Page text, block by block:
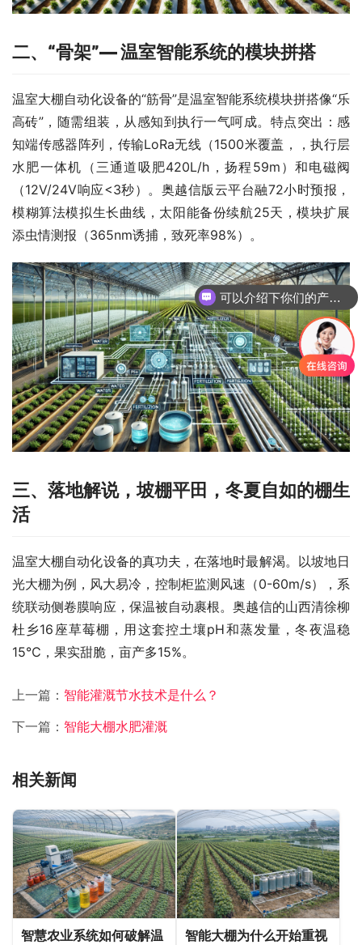
二、 “骨架”—温室智能系统的模块拼搭
温室大棚自动化设备的“筋骨”是温室智能系统模块拼搭像“乐
高砖”，随需组装，从感知到执行一气呵成。特点突出：感
知端传感器阵列，传输LoRa无线（1500米覆盖，，执行层
水肥一体机（三通道吸肥420L/h，扬程59m）和电磁阀
（12V/24V响应<3秒）。奥越信版云平台融72小时预报，
模糊算法模拟生长曲线，太阳能备份续航25天，模块扩展
添虫情测报（365nm诱捕，致死率98%）。
三、 落地解说，坡棚平田，冬夏自如的棚生
活
温室大棚自动化设备的真功夫，在落地时最解渴。以坡地日
光大棚为例，风大易冷，控制柜监测风速（0-60m/s），系
统联动侧卷膜响应，保温被自动裹根。奥越信的山西清徐柳
杜乡16座草莓棚，用这套控土壤pH和蒸发量，冬夜温稳
15℃，果实甜脆，亩产多15%。
上一篇： 智能灌溉节水技术是什么？
下一篇： 智能大棚水肥灌溉
相关新闻
智慧农业系统如何破解温
智能大棚为什么开始重视
可以介绍下你们的产品么